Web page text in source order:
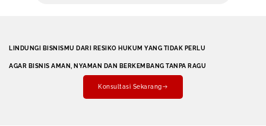
LINDUNGI BISNISMU DARI RESIKO HUKUM YANG TIDAK PERLU
AGAR BISNIS AMAN, NYAMAN DAN BERKEMBANG TANPA RAGU
Konsultasi Sekarang